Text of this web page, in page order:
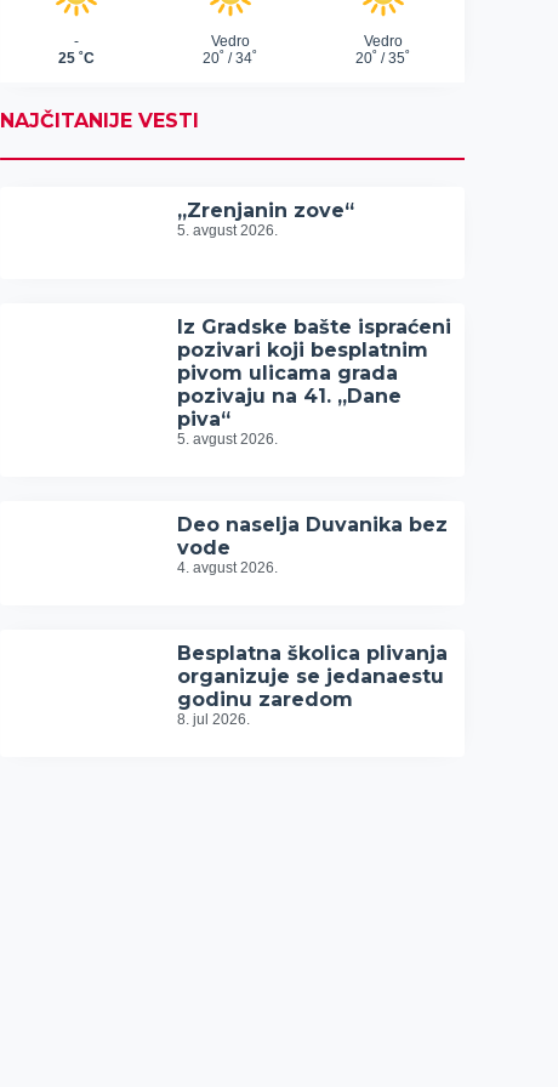
NAJČITANIJE VESTI
„Zrenjanin zove“
5. avgust 2026.
Iz Gradske bašte ispraćeni
pozivari koji besplatnim
pivom ulicama grada
pozivaju na 41. „Dane
piva“
5. avgust 2026.
Deo naselja Duvanika bez
vode
4. avgust 2026.
Besplatna školica plivanja
organizuje se jedanaestu
godinu zaredom
8. jul 2026.